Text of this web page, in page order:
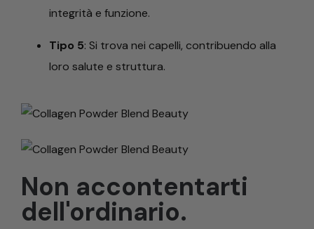
integrità e funzione.
Tipo 5: Si trova nei capelli, contribuendo alla
loro salute e struttura.
Non accontentarti
dell'ordinario.